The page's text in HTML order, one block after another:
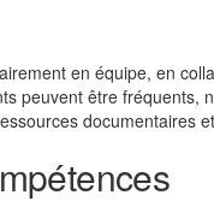
en équipe, en
peuvent être fréquents,
documentaires